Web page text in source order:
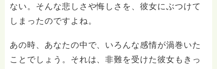
ない。そんな悲しさや悔しさを、彼女にぶつけて
しまったのですよね。
あの時、あなたの中で、いろんな感情が渦巻いた
ことでしょう。それは、非難を受けた彼女もきっ